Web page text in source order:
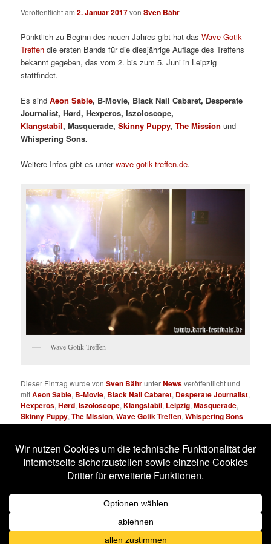
Veröffentlicht am2. Januar 2017vonSven Bähr
Pünktlich zu Beginn des neuen Jahres gibt hat dasWave Gotik
Treffen die ersten Bands für die diesjährige Auflage des Treffens
bekannt gegeben, das vom 2. bis zum 5. Juni in Leipzig
stattfindet.
Es sindAeon Sable, B-Movie, Black Nail Cabaret, Desperate
Journalist,Hørd,Hexperos,Iszoloscope,
Klangstabil,Masquerade,Skinny Puppy,The Mission und
Whispering Sons.
Weitere Infos gibt es unterwave-gotik-treffen.de.
Wave Gotik Treffen
Dieser Eintrag wurde vonSven BährunterNewsveröffentlicht und
mitAeon Sable, B-Movie, Black Nail Cabaret, Desperate Journalist,
Hexperos,Hørd,Iszoloscope,Klangstabil, Leipzig,Masquerade,
Skinny Puppy,The Mission,Wave Gotik Treffen,Whispering Sons
verschlagwortet. Setze ein Lesezeichen für denPermalink.
Impressum
Stolz präsentiert von WordPress